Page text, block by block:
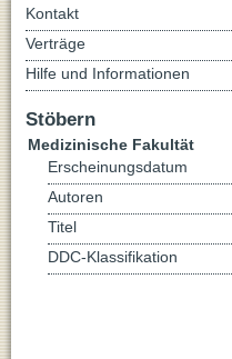
Kontakt
Verträge
Hilfe und Informationen
Stöbern
Medizinische Fakultät
Erscheinungsdatum
Autoren
Titel
DDC-Klassifikation